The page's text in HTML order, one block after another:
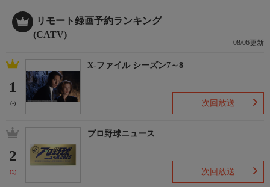
リモート録画予約ランキング
(CATV)
08/06更新
1
(-)
X-ファイル シーズン7～8
次回放送
2
(1)
プロ野球ニュース
次回放送